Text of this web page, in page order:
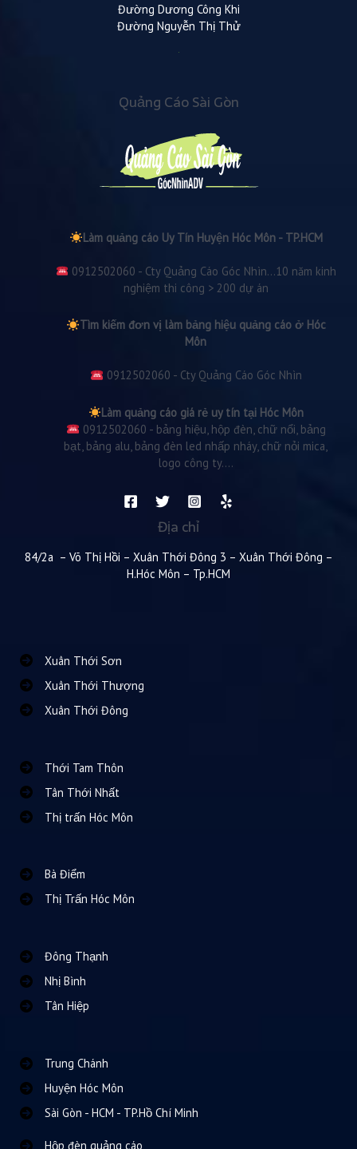
Đường Dương Công Khi
Đường Nguyễn Thị Thử
Quảng Cáo Sài Gòn
Làm quảng cáo Uy Tín Huyện Hóc Môn - TP.HCM
0912502060 - Cty Quảng Cáo Góc Nhìn...10 năm kinh
nghiệm thi công > 200 dự án
Tìm kiếm đơn vị làm bảng hiệu quảng cáo ở Hóc
Môn
0912502060 - Cty Quảng Cáo Góc Nhìn
Làm quảng cáo giá rẻ uy tín tại Hóc Môn
0912502060 - bảng hiệu, hộp đèn, chữ nổi, bảng
bạt, bảng alu, bảng đèn led nhấp nháy, chữ nỏi mica,
logo công ty....
Địa chỉ
84/2a – Võ Thị Hồi – Xuân Thới Đông 3 – Xuân Thới Đông –
H.Hóc Môn – Tp.HCM
Xuân Thới Sơn
Xuân Thới Thượng
Xuân Thới Đông
Thới Tam Thôn
Tân Thới Nhất
Thị trấn Hóc Môn
Bà Điểm
Thị Trấn Hóc Môn
Đông Thạnh
Nhị Bình
Tân Hiệp
Trung Chánh
Huyện Hóc Môn
Sài Gòn - HCM - TP.Hồ Chí Minh
Hộp đèn quảng cáo